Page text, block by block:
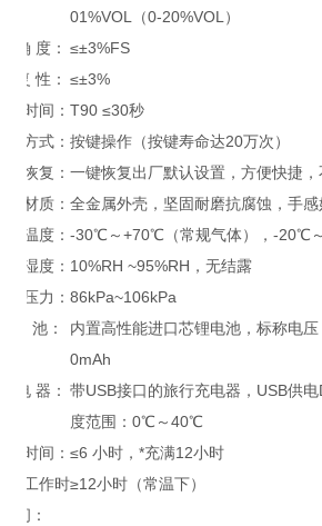
01%VOL（0-20%VOL）
确 度： ≤±3%FS
复 性： ≤±3%
应时间： T90 ≤30秒
作方式： 按键操作（按键寿命达20万次）
据恢复： 一键恢复出厂默认设置，方便快捷
体材质： 全金属外壳，坚固耐磨抗腐蚀，手感
作温度： -30℃～+70℃（常规气体），-20℃
作湿度： 10%RH ~95%RH，无结露
作压力： 86kPa~106kPa
池：
内置高性能进口芯锂电池，标称电
0mAh
电 器： 带USB接口的旅行充电器，USB供
度范围：0℃～40℃
电时间： ≤6 小时，*充满12小时
续工作时
间：
≥12小时（常温下）